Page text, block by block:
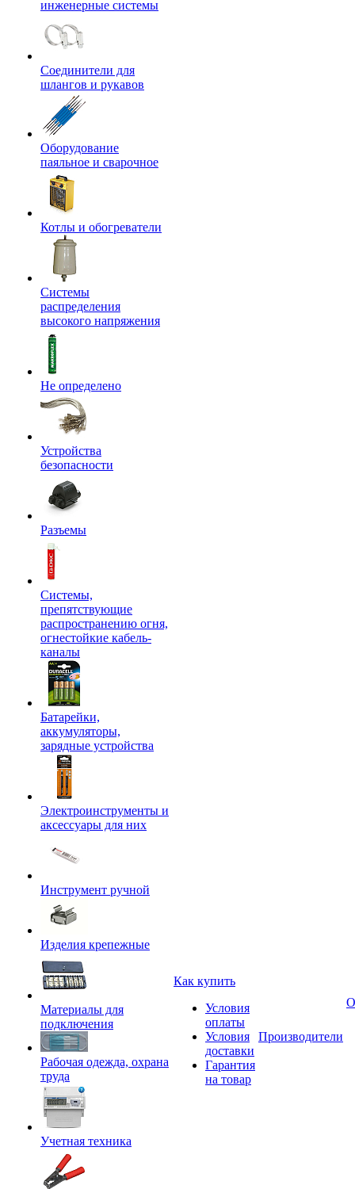
инженерные системы
Соединители для
шлангов и рукавов
Оборудование
паяльное и сварочное
Котлы и обогреватели
Системы
распределения
высокого напряжения
Не определено
Устройства
безопасности
Разъемы
Системы,
препятствующие
распространению огня,
огнестойкие кабель-
каналы
Батарейки,
аккумуляторы,
зарядные устройства
Электроинструменты и
аксессуары для них
Инструмент ручной
Изделия крепежные
Материалы для
подключения
Рабочая одежда, охрана
труда
Учетная техника
Как купить
Условия
оплаты
Условия
доставки
Гарантия
на товар
Производители